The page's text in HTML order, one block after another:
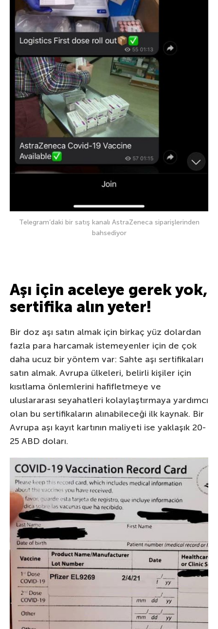
Telegram’daki bir satış kanalı AstraZeneca siparişlerinden
bahsediyor
Aşı için aceleye gerek yok,
sertifika alın yeter!
Bir doz aşı satın almak için birkaç yüz dolardan
fazla para harcamak istemeyenler için de çok
daha ucuz bir yöntem var: Sahte aşı sertifikaları
satın almak. Avrupa ülkeleri, belirli kişiler için
kısıtlama önlemlerini hafifletmeye ve
uluslararası seyahatleri kolaylaştırmaya yardımcı
olan bu sertifikaların alınabileceği ilk kaynak. Bir
Avrupa aşı kayıt kartının maliyeti ise yaklaşık 20-
25 ABD doları.